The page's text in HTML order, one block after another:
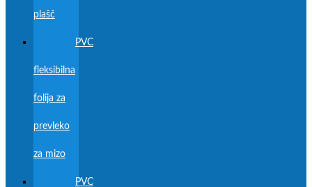
plašč
PVC
fleksibilna
folija za
prevleko
za mizo
PVC